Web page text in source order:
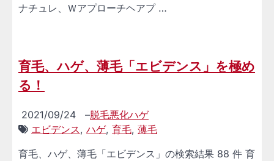
ナチュレ、Ｗアプローチヘアプ …
育毛、ハゲ、薄毛「エビデンス」を極め
る！
2021/09/24 –脱毛悪化ハゲ
エビデンス, ハゲ, 育毛, 薄毛
育毛、ハゲ、薄毛「エビデンス」の検索結果 88 件 育